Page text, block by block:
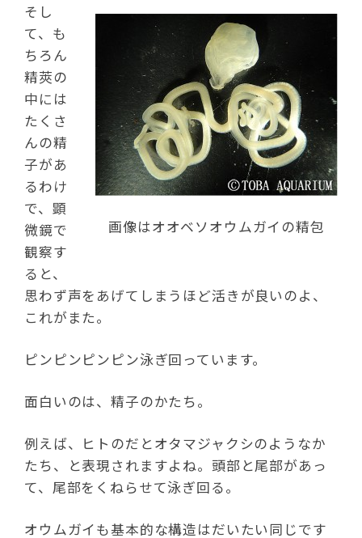
画像はオオベソオウムガイの精包
そし
て、も
ちろん
精莢の
中には
たくさ
んの精
子があ
るわけ
で、顕
微鏡で
観察す
ると、
思わず声をあげてしまうほど活きが良いのよ、
これがまた。
ピンピンピンピン泳ぎ回っています。
面白いのは、精子のかたち。
例えば、ヒトのだとオタマジャクシのようなか
たち、と表現されますよね。頭部と尾部があっ
て、尾部をくねらせて泳ぎ回る。
オウムガイも基本的な構造はだいたい同じです